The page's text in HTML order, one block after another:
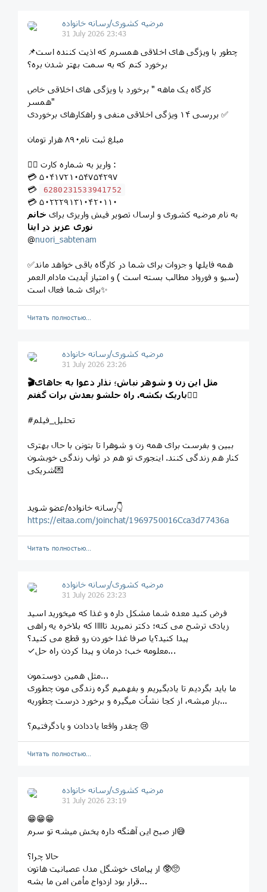
مرضیه کشوری/رسانه خانواده
31 July 2026 23:43
📌چطور با ویژگی های اخلاقی همسرم که اذیت کننده است
برخورد کنم که به سمت بهتر شدن بره؟
کارگاه یک ماهه " برخورد با ویژگی های اخلاقی خاص
همسر"
بررسی ۱۴ ویژگی اخلاقی منفی و راهکارهای برخوردی ✅
مبلغ ثبت نام۸۹۰ هزار تومان
👈🏻 واریز به شماره کارت :
💳 ۵۰۴۱۷۲۱۰۵۴۷۵۴۲۹۷
💳
6280231533941752
💳 ۵۰۲۲۲۹۱۳۱۰۴۲۰۱۱۰
به نام مرضیه کشوری و ارسال تصویر فیش واریزی برای خانم
نوری عزیز در ایتا
@nuori_sabtenam
✅همه فایلها و جزوات برای شما در کارگاه باقی خواهد ماند
(سیو و فورواد مطالب بسته است ) و امتیاز آپدیت مادام العمر
برای شما فعال است✨
Читать полностью…
مرضیه کشوری/رسانه خانواده
31 July 2026 23:26
🎬مثل این زن و شوهر نباش؛ نذار دعوا به جاهای
باریک بکشه. راه حلشو بعدش برات گفتم👌🏻
#تحلیل_فیلم
ببین و بفرست برای همه زن و شوهرا تا بتونن با حال بهتری
کنار هم زندگی کنند. اینجوری تو هم در ثواب زندگی خوبشون
شریکی💌
رسانه خانواده/عضو شوید👇
https://eitaa.com/joinchat/1969750016Cca3d77436a
Читать полностью…
مرضیه کشوری/رسانه خانواده
31 July 2026 23:23
فرض کنید معده شما مشکل داره و غذا که میخورید اسید
زیادی ترشح می کنه؛ دکتر نمیرید تااااا که بلاخره یه راهی
پیدا کنید؟یا صرفا غذا خوردن رو قطع می کنید؟
✓معلومه خب؛ درمان و پیدا کردن راه حل...
مثل همین دوستمون...
ما باید بگردیم تا یادبگیریم و بفهمیم گره زندگی مون چطوری
باز میشه، از کجا نشٱت میگیره و برخورد درست چطوریه...
چقدر واقعا یاددادن و یادگرفتیم؟ 😢
Читать полностью…
مرضیه کشوری/رسانه خانواده
31 July 2026 23:19
😁😁😁
از صبح این آهنگه داره پخش میشه تو سرم😅
حالا چرا؟
از پیامای خوشگل مدل عصبانیت هاتون 🥸🥺
قرار بود ازدواج مأمن امن ما بشه...